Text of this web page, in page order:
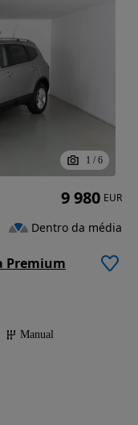
1 / 6
Premium
Manual
9 980 EUR
Dentro da média